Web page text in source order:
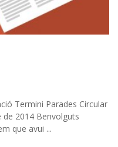
Termini Parades Circular
de 2014 Benvolguts
que avui ...